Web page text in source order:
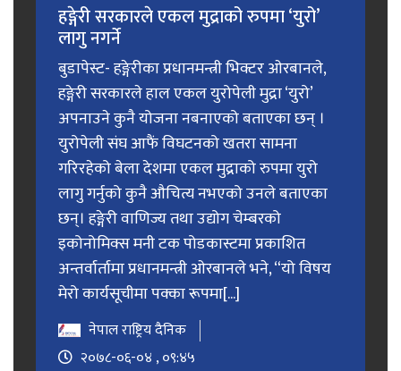
हङ्गेरी सरकारले एकल मुद्राको रुपमा ‘युरो’
लागु नगर्ने
बुडापेस्ट- हङ्गेरीका प्रधानमन्त्री भिक्टर ओरबानले,
हङ्गेरी सरकारले हाल एकल युरोपेली मुद्रा ‘युरो’
अपनाउने कुनै योजना नबनाएको बताएका छन् ।
युरोपेली संघ आफैं विघटनको खतरा सामना
गरिरहेको बेला देशमा एकल मुद्राको रुपमा युरो
लागु गर्नुको कुनै औचित्य नभएको उनले बताएका
छन्। हङ्गेरी वाणिज्य तथा उद्योग चेम्बरको
इकोनोमिक्स मनी टक पोडकास्टमा प्रकाशित
अन्तर्वार्तामा प्रधानमन्त्री ओरबानले भने, “यो विषय
मेरो कार्यसूचीमा पक्का रूपमा[...]
नेपाल राष्ट्रिय दैनिक
२०७८-०६-०४ , ०९:४५